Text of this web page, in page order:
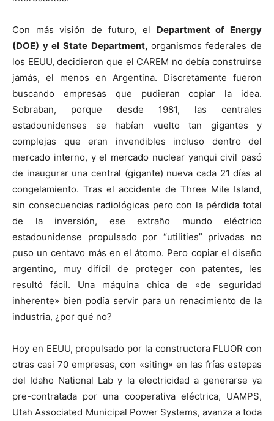
Con más visión de futuro, el Department of Energy
(DOE) y el State Department, organismos federales de
los EEUU, decidieron que el CAREM no debía construirse
jamás, el menos en Argentina. Discretamente fueron
buscando empresas que pudieran copiar la idea.
Sobraban, porque desde 1981, las centrales
estadounidenses se habían vuelto tan gigantes y
complejas que eran invendibles incluso dentro del
mercado interno, y el mercado nuclear yanqui civil pasó
de inaugurar una central (gigante) nueva cada 21 días al
congelamiento. Tras el accidente de Three Mile Island,
sin consecuencias radiológicas pero con la pérdida total
de la inversión, ese extraño mundo eléctrico
estadounidense propulsado por “utilities” privadas no
puso un centavo más en el átomo. Pero copiar el diseño
argentino, muy difícil de proteger con patentes, les
resultó fácil. Una máquina chica de «de seguridad
inherente» bien podía servir para un renacimiento de la
industria, ¿por qué no?
Hoy en EEUU, propulsado por la constructora FLUOR con
otras casi 70 empresas, con «siting» en las frías estepas
del Idaho National Lab y la electricidad a generarse ya
pre-contratada por una cooperativa eléctrica, UAMPS,
Utah Associated Municipal Power Systems, avanza a toda